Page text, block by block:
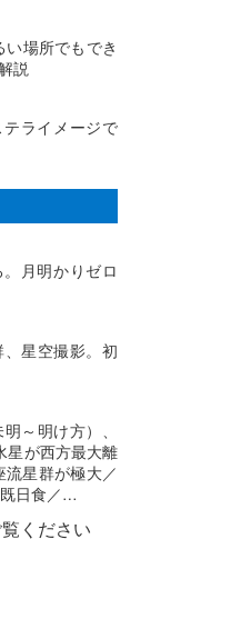
場所でもでき
説
ライメージで
月明かりゼロ
星空撮影。初
～明け方）、
星が西方最大離
星群が極大／
日食／…
覧ください